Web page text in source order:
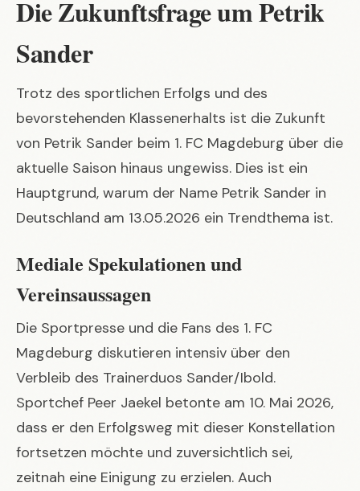
Die Zukunftsfrage um Petrik
Sander
Trotz des sportlichen Erfolgs und des
bevorstehenden Klassenerhalts ist die Zukunft
von Petrik Sander beim 1. FC Magdeburg über die
aktuelle Saison hinaus ungewiss. Dies ist ein
Hauptgrund, warum der Name Petrik Sander in
Deutschland am 13.05.2026 ein Trendthema ist.
Mediale Spekulationen und
Vereinsaussagen
Die Sportpresse und die Fans des 1. FC
Magdeburg diskutieren intensiv über den
Verbleib des Trainerduos Sander/Ibold.
Sportchef Peer Jaekel betonte am 10. Mai 2026,
dass er den Erfolgsweg mit dieser Konstellation
fortsetzen möchte und zuversichtlich sei,
zeitnah eine Einigung zu erzielen. Auch